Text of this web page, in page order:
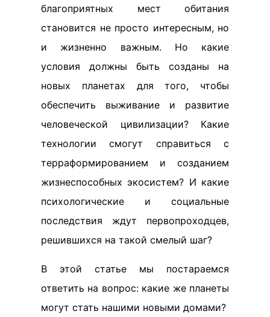
благоприятных мест обитания
становится не просто интересным, но
и жизненно важным. Но какие
условия должны быть созданы на
новых планетах для того, чтобы
обеспечить выживание и развитие
человеческой цивилизации? Какие
технологии смогут справиться с
терраформированием и созданием
жизнеспособных экосистем? И какие
психологические и социальные
последствия ждут первопроходцев,
решившихся на такой смелый шаг?
В этой статье мы постараемся
ответить на вопрос: какие же планеты
могут стать нашими новыми домами?